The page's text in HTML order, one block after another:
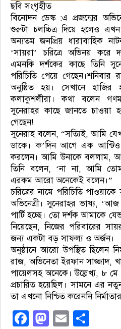
ছবি সংগৃহীত
বিনোদন ডেস্ক :এ প্রজন্মের
শুরুটা চলচ্চিত্র দিয়ে হলেও
অন্যতম জনপ্রিয় ধারাবাহিক
‘সায়রা’ চরিত্রে অভিনয় করে
এমনকি দর্শকের কাছে তিনি
পরিচিতি পেয়ে গেছেন।শনিবার
অনুষ্ঠিত হয়। সেখানে হাজির
কলাকুশলীরা। কথা বলেন
সুনেরাহর কাছে জানতে চাওয়া
গেছেন!
সুনেরাহ বলেন, “সত্যিই, আমি
ডাকে। ক’দিন আগে এক আন্টিও
করলেন। আমি উনাকে বললাম,
তিনি বলেন, ‘না না, আমি
এরকম আরো অনেকেই বলেন।”
চরিত্রের নামে পরিচিতি
অভিনেত্রী। সুনেরাহর ভাষ্য,
পার্টি হচ্ছে। তো দর্শক আমাকে
নিয়েছেন, নিজের পরিবারের
জন্য একটা বড় সাফল্য ও অর্জন।
অনুষ্ঠানে আরো উপস্থিত ছিলেন
রাজ, অভিনেতা ইরফান সাজ্জাদ,
পায়েলসহ অনেকে। উল্লেখ্য, ৮ মে
প্রচারিত হয়েছিল। সামনে এর
তা এখনো নিশ্চিত করেননি
Facebook
Mastodon
Email